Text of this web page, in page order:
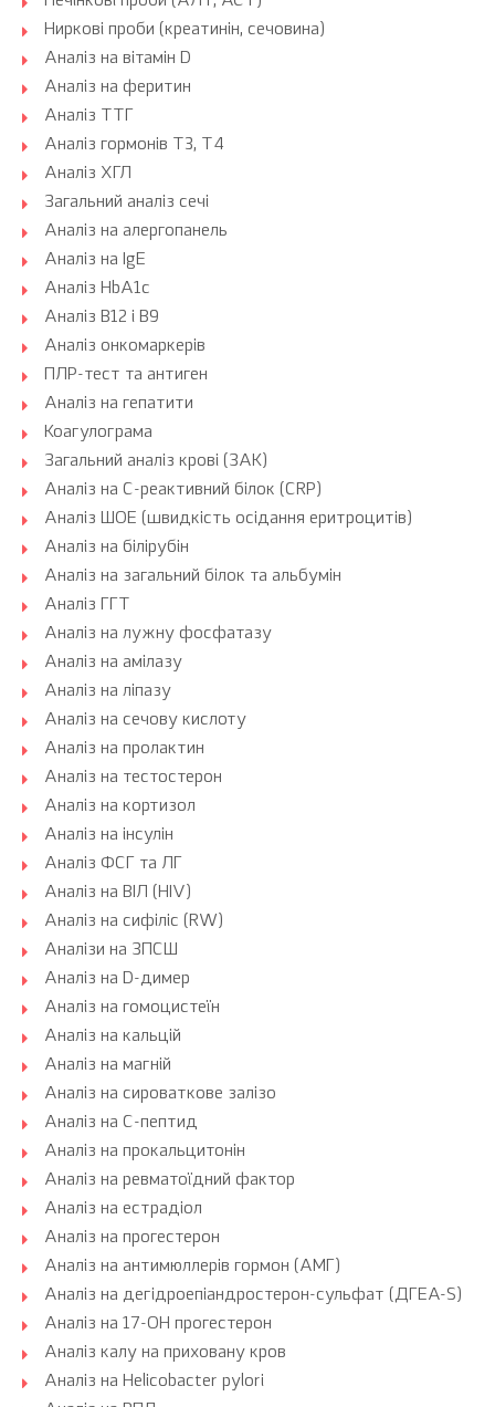
Ниркові проби (креатинін, сечовина)
Аналіз на вітамін D
Аналіз на феритин
Аналіз ТТГ
Аналіз гормонів Т3, Т4
Аналіз ХГЛ
Загальний аналіз сечі
Аналіз на алергопанель
Аналіз на IgE
Аналіз HbA1c
Аналіз B12 і B9
Аналіз онкомаркерів
ПЛР-тест та антиген
Аналіз на гепатити
Коагулограма
Загальний аналіз крові (ЗАК)
Аналіз на С-реактивний білок (CRP)
Аналіз ШОЕ (швидкість осідання еритроцитів)
Аналіз на білірубін
Аналіз на загальний білок та альбумін
Аналіз ГГТ
Аналіз на лужну фосфатазу
Аналіз на амілазу
Аналіз на ліпазу
Аналіз на сечову кислоту
Аналіз на пролактин
Аналіз на тестостерон
Аналіз на кортизол
Аналіз на інсулін
Аналіз ФСГ та ЛГ
Аналіз на ВІЛ (HIV)
Аналіз на сифіліс (RW)
Аналізи на ЗПСШ
Аналіз на D-димер
Аналіз на гомоцистеїн
Аналіз на кальцій
Аналіз на магній
Аналіз на сироваткове залізо
Аналіз на С-пептид
Аналіз на прокальцитонін
Аналіз на ревматоїдний фактор
Аналіз на естрадіол
Аналіз на прогестерон
Аналіз на антимюллерів гормон (АМГ)
Аналіз на дегідроепіандростерон-сульфат (ДГЕА-S)
Аналіз на 17-ОН прогестерон
Аналіз калу на приховану кров
Аналіз на Helicobacter pylori